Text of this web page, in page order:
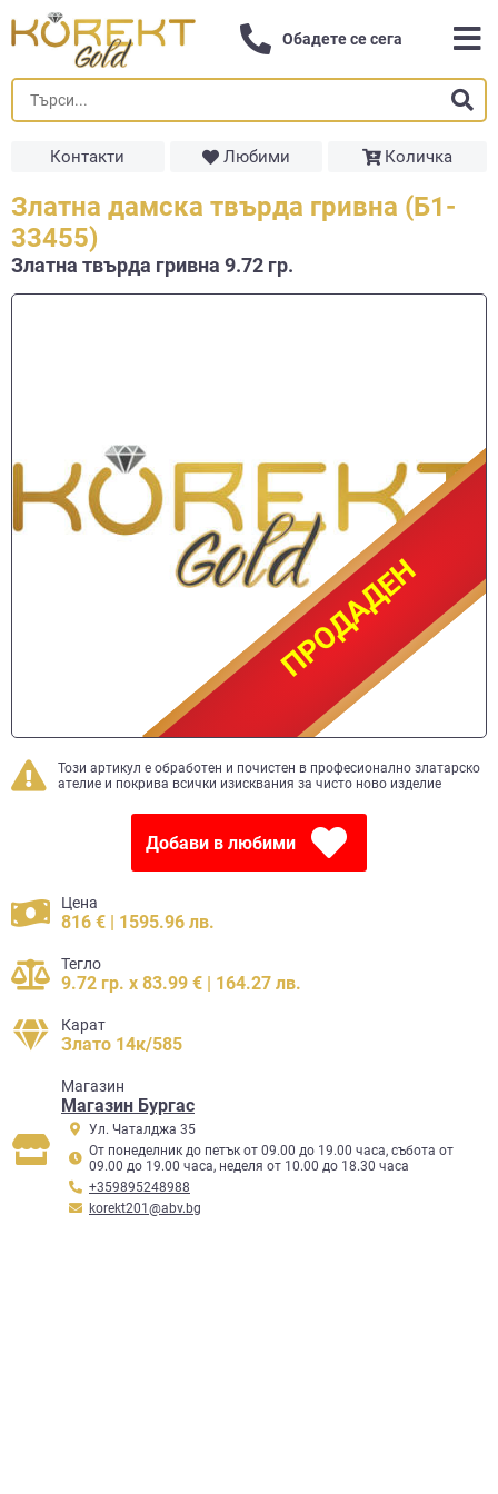
Обадете се сега
Контакти Любими Количка
Златна дамска твърда гривна (Б1-
33455)
Златна твърда гривнa 9.72 гр.
ПРОДАДЕН
ПРОДАДЕН
Този артикул е обработен и почистен в професионално златарско
ателие и покрива всички изисквания за чисто ново изделие
Добави в любими
Цена
816 € | 1595.96 лв.
Тегло
9.72 гр. x 83.99 € | 164.27 лв.
Карат
Злато 14к/585
Mагазин
Магазин Бургас
Ул. Чаталджа 35
От понеделник до петък от 09.00 до 19.00 часа, събота от
09.00 до 19.00 часа, неделя от 10.00 до 18.30 часа
+359895248988
korekt201@abv.bg